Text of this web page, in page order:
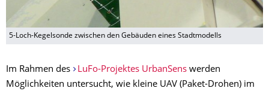
5-Loch-Kegelsonde zwischen den Gebäuden eines Stadtmodells
Im Rahmen des LuFo-Projektes UrbanSenswerden
Möglichkeiten untersucht, wie kleine UAV (Paket-Drohen) im